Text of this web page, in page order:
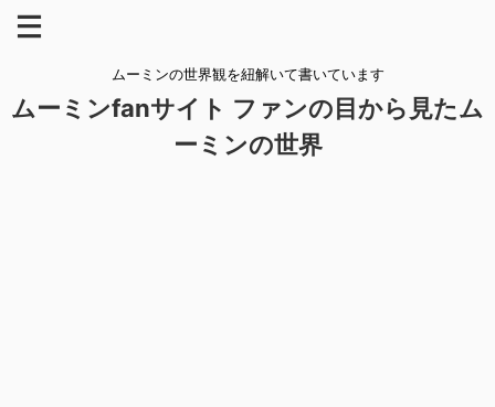
ムーミンの世界観を紐解いて書いています
ムーミンfanサイト ファンの目から見たム
ーミンの世界